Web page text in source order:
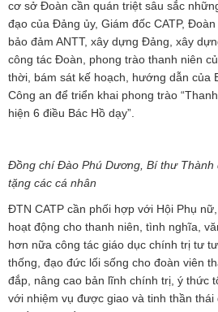
cơ sở Đoàn cần quán triệt sâu sắc
đạo của Đảng ủy, Giám đốc CATP,
bảo đảm ANTT, xây dựng Đảng, xây
công tác Đoàn, phong trào thanh niên
thời, bám sát kế hoạch, hướng dẫn của
Công an để triển khai phong trào
hiện 6 điều Bác Hồ dạy”.
Đồng chí Đào Phú Dương, Bí thư Thành
tặng các cá nhân
ĐTN CATP cần phối hợp với Hội Phụ
hoạt động cho thanh niên, tình nghĩa,
hơn nữa công tác giáo dục chính trị tư
thống, đạo đức lối sống cho đoàn viên
đắp, nâng cao bản lĩnh chính trị, ý thức
với nhiệm vụ được giao và tinh thần